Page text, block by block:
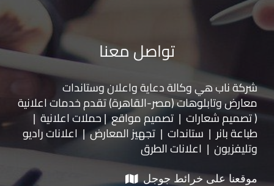
تواصل معنا
شركة ناب هي وكالة دعاية واعلان وستاندات
معارضوتابلوهات(مصر-القاهرة) تقدم خدمات اعلانية
( تصميم شعارات | تصميم مواقع | حملات اعلانية |
طباعة بانر | ستاندات | تجهيز المعارض | اعلانات راديو
وتليفزيون | اعلانات الطرق
موقعنا على خرائط جوجل